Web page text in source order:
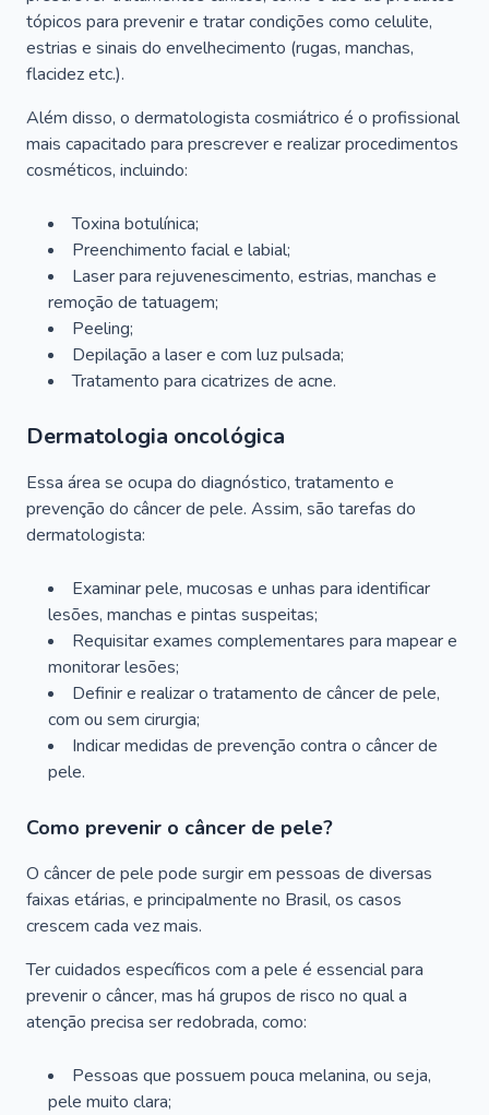
tópicos para prevenir e tratar condições como celulite,
estrias e sinais do envelhecimento (rugas, manchas,
flacidez etc.).
Além disso, o dermatologista cosmiátrico é o profissional
mais capacitado para prescrever e realizar procedimentos
cosméticos, incluindo:
Toxina botulínica;
Preenchimento facial e labial;
Laser para rejuvenescimento, estrias, manchas e
remoção de tatuagem;
Peeling;
Depilação a laser e com luz pulsada;
Tratamento para cicatrizes de acne.
Dermatologia oncológica
Essa área se ocupa do diagnóstico, tratamento e
prevenção do câncer de pele. Assim, são tarefas do
dermatologista:
Examinar pele, mucosas e unhas para identificar
lesões, manchas e pintas suspeitas;
Requisitar exames complementares para mapear e
monitorar lesões;
Definir e realizar o tratamento de câncer de pele,
com ou sem cirurgia;
Indicar medidas de prevenção contra o câncer de
pele.
Como prevenir o câncer de pele?
O câncer de pele pode surgir em pessoas de diversas
faixas etárias, e principalmente no Brasil, os casos
crescem cada vez mais.
Ter cuidados específicos com a pele é essencial para
prevenir o câncer, mas há grupos de risco no qual a
atenção precisa ser redobrada, como:
Pessoas que possuem pouca melanina, ou seja,
pele muito clara;